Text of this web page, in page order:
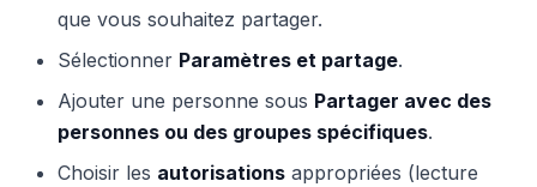
que vous souhaitez partager.
Sélectionner Paramètres et partage.
Ajouter une personne sous Partager avec des
personnes ou des groupes spécifiques.
Choisir les autorisations appropriées (lecture